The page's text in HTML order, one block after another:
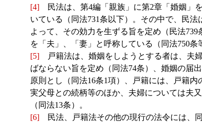
[4] 民法は、第4編「親族」に第2章「婚姻」
いている（同法731条以下）。その中で、民
よって、その効力を生ずる旨を定め（民法
を「夫」、「妻」と呼称している（同法750条
[5] 戸籍法は、婚姻をしようとする者は、夫
ばならない旨を定め（同法74条）、婚姻の届
原則とし（同法16条1項）、戸籍には、戸籍
実父母との続柄等のほか、夫婦については夫
（同法13条）。
[6] 民法、戸籍法その他の現行の法令には、